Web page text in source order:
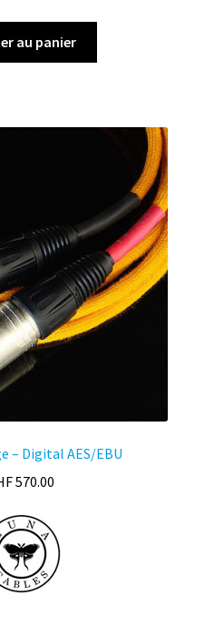
au panier
– Digital AES/EBU
570.00